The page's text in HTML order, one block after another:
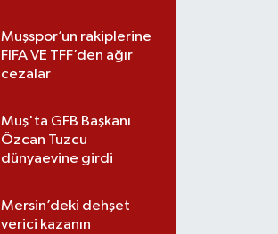
Muşspor’un rakiplerine
FIFA VE TFF’den ağır
cezalar
Muş'ta GFB Başkanı
Özcan Tuzcu
dünyaevine girdi
Mersin’deki dehşet
verici kazanın